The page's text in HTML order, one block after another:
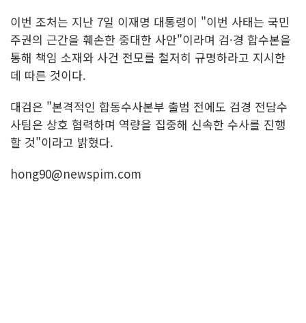
이번 조처는 지난 7일 이재명 대통령이 "이번 사태는 국민
주권의 근간을 훼손한 중대한 사안"이라며 검·경 합수본을
통해 책임 소재와 사건 전모를 철저히 규명하라고 지시한
데 따른 것이다.
대검은 "본격적인 합동수사본부 출범 전에도 검경 전담수
사팀은 상호 협력하며 역량을 집중해 신속한 수사를 진행
할 것"이라고 밝혔다.
hong90@newspim.com